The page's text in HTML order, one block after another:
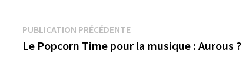
Navigation
de
PUBLICATION PRÉCÉDENTEPublication
précédente :
Le Popcorn Time pour la musique : Aurous ?